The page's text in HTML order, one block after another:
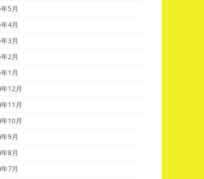
5月
4月
3月
2月
1月
12月
11月
10月
9月
8月
7月